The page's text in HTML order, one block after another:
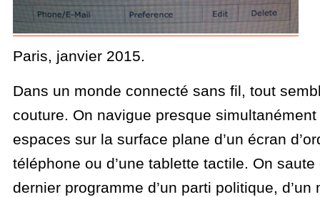
Paris, janvier 2015.
Dans un monde connecté sans fil, tout
couture. On navigue presque
espaces sur la surface plane d’un écran
téléphone ou d’une tablette tactile. On saute
dernier programme d’un parti politique, d’un